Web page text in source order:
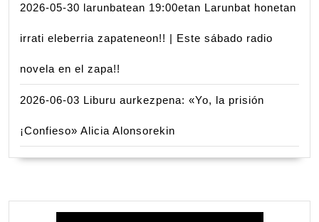
2026-05-30 larunbatean 19:00etan Larunbat honetan
irrati eleberria zapateneon!! | Este sábado radio
novela en el zapa!!
2026-06-03 Liburu aurkezpena: «Yo, la prisión
¡Confieso» Alicia Alonsorekin